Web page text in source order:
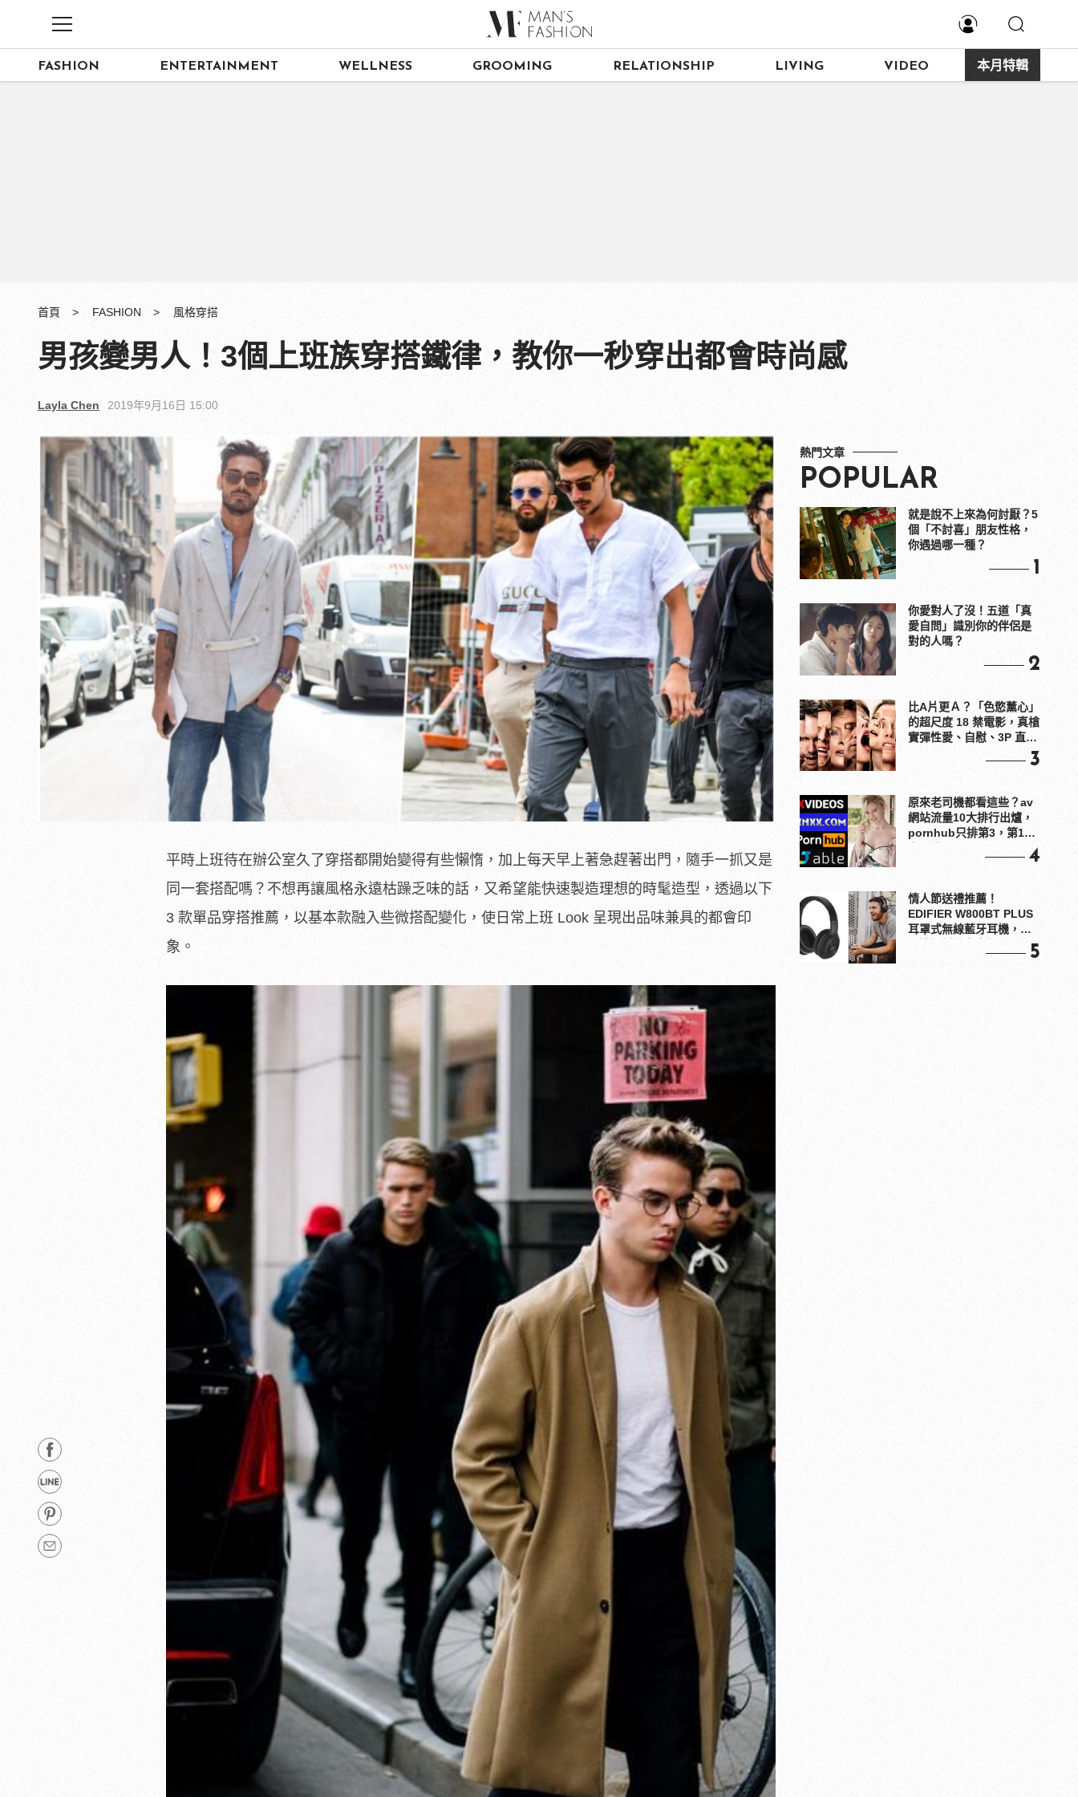
FASHION ENTERTAINMENT WELLNESS GROOMING RELATIONSHIP LIVING VIDEO 本月特輯
首頁 FASHION 風格穿搭
男孩變男人！3個上班族穿搭鐵律，教你一秒穿出都會時尚感
Layla Chen 2019年9月16日 15:00
平時上班待在辦公室久了穿搭都開始變得有些懶惰，加上每天早上著急趕著出門，隨手一抓又是
同一套搭配嗎？不想再讓風格永遠枯躁乏味的話，又希望能快速製造理想的時髦造型，透過以下
3 款單品穿搭推薦，以基本款融入些微搭配變化，使日常上班 Look 呈現出品味兼具的都會印
象。
熱門文章
POPULAR
就是說不上來為何討厭？5
個「不討喜」朋友性格，
你遇過哪一種？
1
你愛對人了沒！五道「真
愛自問」識別你的伴侶是
對的人嗎？
2
比A片更Ａ？「色慾薰心」
的超尺度 18 禁電影，真槍
實彈性愛、自慰、3P 直接
3
原來老司機都看這些？av
網站流量10大排行出爐，
pornhub只排第3，第1名
4
情人節送禮推薦！
EDIFIER W800BT PLUS
耳罩式無線藍牙耳機，在
5